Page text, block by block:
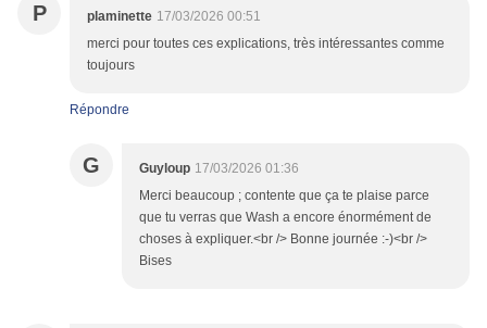
P plaminette 17/03/2026 00:51
merci pour toutes ces explications, très intéressantes comme
toujours
Répondre
G Guyloup 17/03/2026 01:36
Merci beaucoup ; contente que ça te plaise parce
que tu verras que Wash a encore énormément de
choses à expliquer.<br /> Bonne journée :-)<br />
Bises